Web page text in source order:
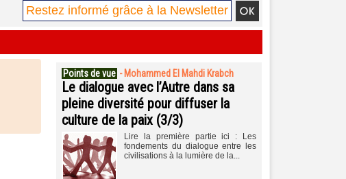
Points de vue - Mohammed El Mahdi Krabch
Le dialogue avec l’Autre dans sa
pleine diversité pour diffuser la
culture de la paix (3/3)
Lire la première partie ici : Les
fondements du dialogue entre les
civilisations à la lumière de la...